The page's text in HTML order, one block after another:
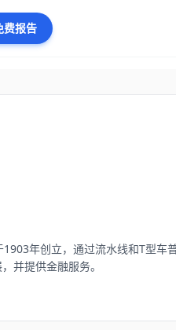
费报告
年创立，通过流水线和T型车
并提供金融服务。